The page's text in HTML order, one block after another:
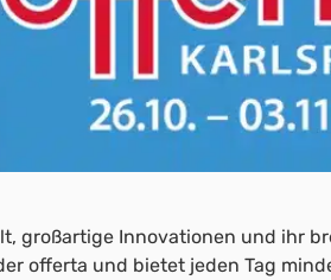
großartige Innovationen und ihr
offerta und bietet jeden Tag